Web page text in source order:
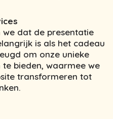
we dat de presentatie
is als het cadeau
om onze unieke
te bieden, waarmee we
transformeren tot